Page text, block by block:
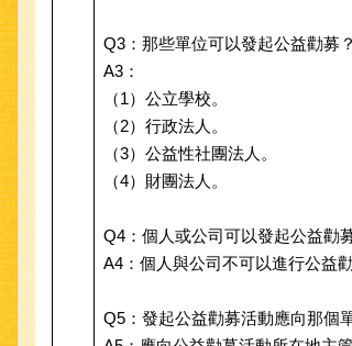
Q3：那些單位可以發起公益勸募？
A3：
（1）公立學校。
（2）行政法人。
（3）公益性社團法人。
（4）財團法人。
Q4：個人或公司可以發起公益勸
A4：個人與公司不可以進行公益勸
Q5：發起公益勸募活動應向那個